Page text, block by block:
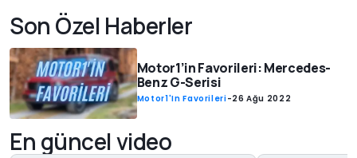
Son Özel Haberler
Motor1’in Favorileri: Mercedes-
Benz G-Serisi
Motor1'in Favorileri-26 Ağu 2022
En güncel video